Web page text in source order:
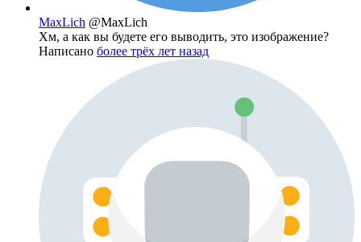
MaxLich @MaxLich
Хм, а как вы будете его выводить, это изображение?
Написано более трёх лет назад